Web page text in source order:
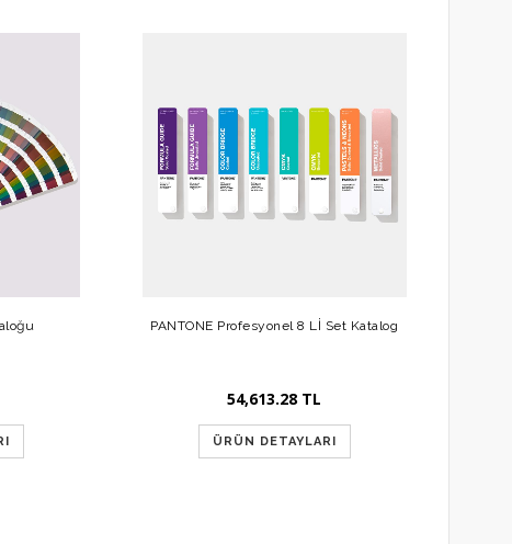
PANTONE Profesyonel 8 Lİ Set Katalog
54,613.28 TL
ÜRÜN DETAYLARI